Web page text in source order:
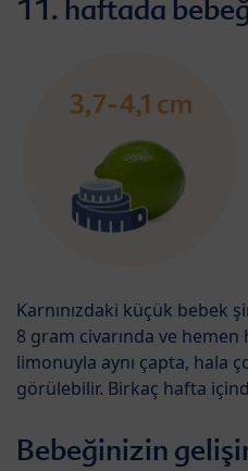
11. haftada
Karnınızdaki küçük bebek
8 gram civarında ve
limonuyla aynı çapta, hala
görülebilir. Birkaç hafta
Bebeğinizin